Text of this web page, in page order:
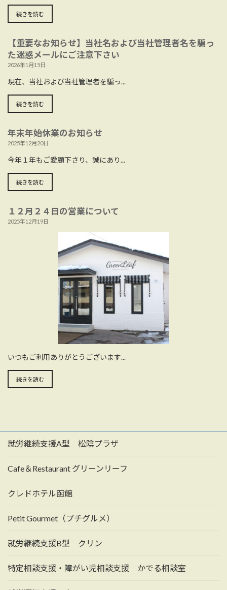
続きを読む
【重要なお知らせ】当社名および当社管理者名を騙っ
た迷惑メールにご注意下さい
2026年1月15日
現在、当社および当社管理者を騙っ...
続きを読む
年末年始休業のお知らせ
2025年12月20日
今年１年もご愛顧下さり、誠にあり...
続きを読む
１２月２４日の営業について
2025年12月19日
いつもご利用ありがとうございます...
続きを読む
就労継続支援A型 松陰プラザ
Cafe＆Restaurant グリーンリーフ
クレドホテル函館
Petit Gourmet（プチグルメ）
就労継続支援B型 クリン
特定相談支援・障がい児相談支援 かでる相談室